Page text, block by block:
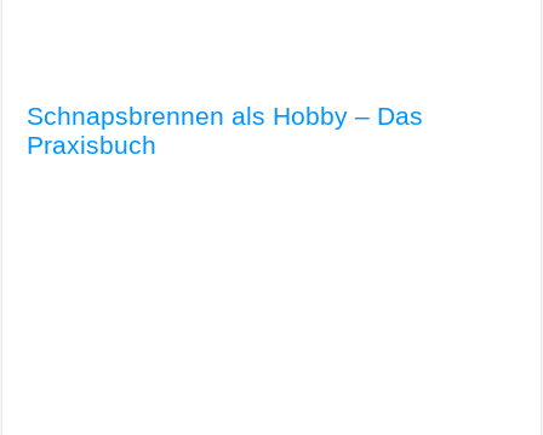
Schnapsbrennen als Hobby – Das
Praxisbuch